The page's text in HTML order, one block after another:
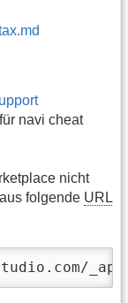
navi cheat
nicht
folgende URL